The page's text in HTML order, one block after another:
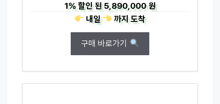
1%할인 된5,890,000 원
내일
까지도착
구매 바로가기